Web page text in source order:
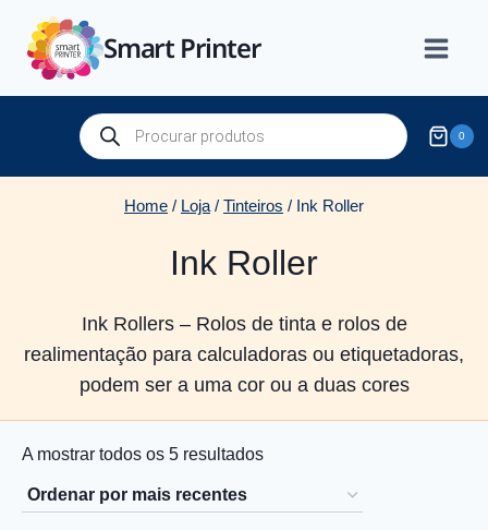
content
Smart Printer
Products
search
0
Home / Loja / Tinteiros / Ink Roller
Ink Roller
Ink Rollers – Rolos de tinta e rolos de
realimentação para calculadoras ou etiquetadoras,
podem ser a uma cor ou a duas cores
A mostrar todos os 5 resultadosOrdenado
mais